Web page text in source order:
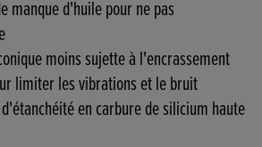
manque d'huile pour ne pas
moins sujette à l'encrassement
limiter les vibrations et le bruit
en carbure de silicium haute